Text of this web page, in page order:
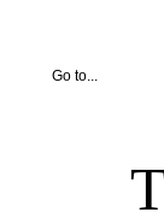
content
Go to...